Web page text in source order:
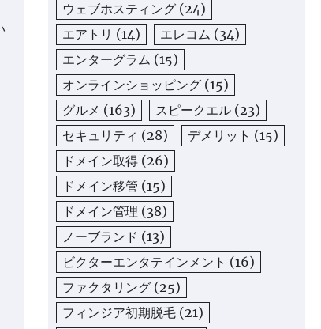
ウェブホスティング (24)
エアトリ (14) エレコム (34)
エンターグラム (15)
オンラインショッピング (15)
グルメ (163) スピークエル (23)
セキュリティ (28) デメリット (15)
ドメイン取得 (26)
ドメイン移管 (15)
ドメイン管理 (38)
ノーブランド (13)
ビクターエンタテインメント (16)
ファクタリング (25)
フィンジア初期脱毛 (21)